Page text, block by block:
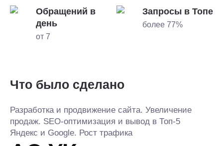
Обращений в
день
от 7
Запросы в Топе
более 77%
Что было сделано
Разработка и продвижение сайта. Увеличение
продаж. SEO-оптимизация и вывод в Топ-5
Яндекс и Google. Рост трафика